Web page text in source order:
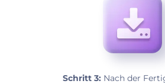
Schritt 3: Nach der